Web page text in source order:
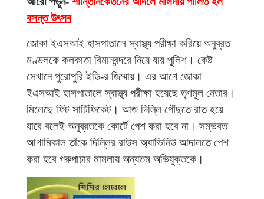
বসন্ত উৎসব
জোকা ইএসআই হাসপাতালে স্বাস্থ্য পরীক্ষা করিয়ে অনুব্রত
মণ্ডলকে কলকাতা বিমানবন্দরে নিয়ে যায় পুলিশ। কেষ্ট
সেখানে পুরোপুরি ইডি-র জিম্মায়। এর আগে জোকা
ইএসআই হাসপাতালে স্বাস্থ্য পরীক্ষা হয়েছে তৃণমূল নেতার।
মিলেছে ফিট সার্টিফিকেট। আজ দিল্লি পৌঁছতে রাত হয়ে
যাবে বলেই অনুব্রতকে কোর্টে পেশ করা হবে না। সম্ভবত
আগামিকাল তাঁকে দিল্লির রাউস অ্যাভিনিউ আদালতে পেশ
করা হবে গরুপাচার মামলায় অন্যতম অভিযুক্তকে।